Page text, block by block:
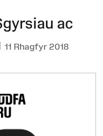
ac
11 Rhagfyr 2018